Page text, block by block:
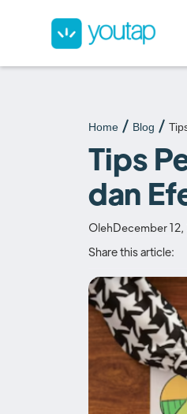
Home Blog
Tips
dan
OlehDecember
Share this article: